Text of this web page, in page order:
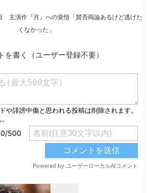
主演作『月』への覚悟「賛否両論あるけど逃げた
くなかった」
を書く（ユーザー登録不要）